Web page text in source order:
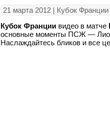
21 марта 2012 | Кубок
Кубок Франции видео в матче
основные моменты ПСЖ —
Наслаждайтесь бликов и все